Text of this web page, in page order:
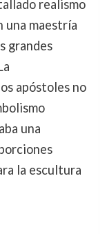
realismo
una maestría
grandes
apóstoles no
una
la escultura